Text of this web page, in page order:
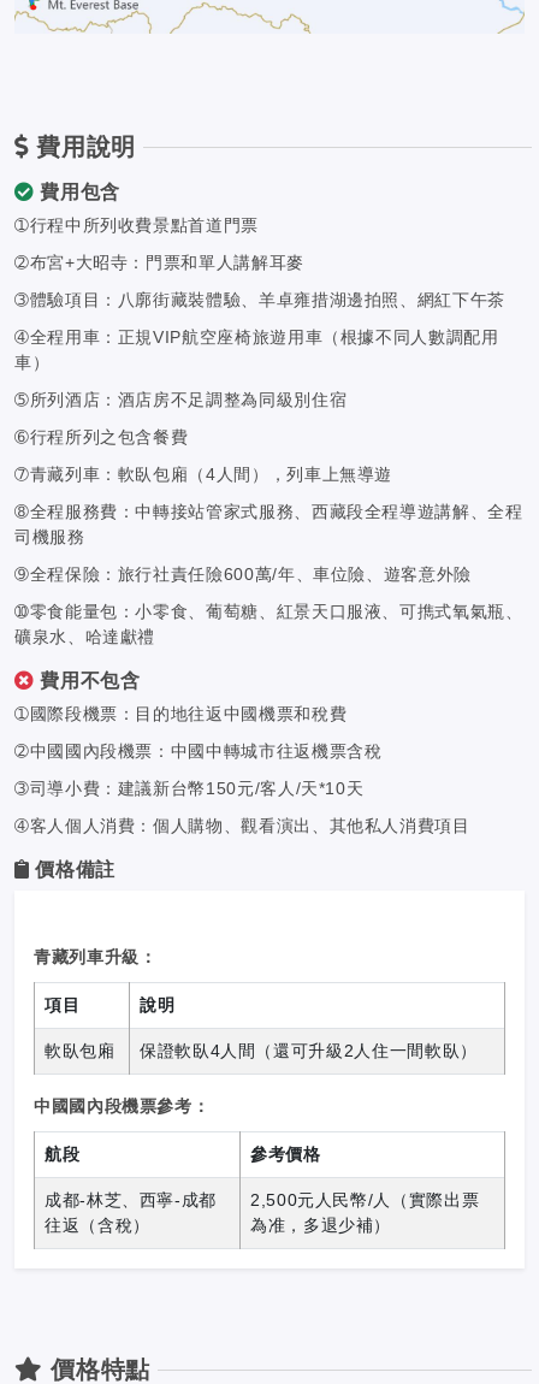
費用說明
費用包含
➀行程中所列收費景點首道門票
➁布宮+大昭寺：門票和單人講解耳麥
➂體驗項目：八廓街藏裝體驗、羊卓雍措湖邊拍照、網紅下午茶
➃全程用車：正規VIP航空座椅旅遊用車（根據不同人數調配用
車）
➄所列酒店：酒店房不足調整為同級別住宿
➅行程所列之包含餐費
➆青藏列車：軟臥包廂（4人間），列車上無導遊
➇全程服務費：中轉接站管家式服務、西藏段全程導遊講解、全程
司機服務
➈全程保險：旅行社責任險600萬/年、車位險、遊客意外險
➉零食能量包：小零食、葡萄糖、紅景天口服液、可擕式氧氣瓶、
礦泉水、哈達獻禮
費用不包含
➀國際段機票：目的地往返中國機票和稅費
➁中國國內段機票：中國中轉城市往返機票含稅
➂司導小費：建議新台幣150元/客人/天*10天
➃客人個人消費：個人購物、觀看演出、其他私人消費項目
價格備註
青藏列車升級：
項目 說明
軟臥包廂 保證軟臥4人間（還可升級2人住一間軟臥）
中國國內段機票參考：
航段 參考價格
成都-林芝、西寧-成都
往返（含稅）
2,500元人民幣/人（實際出票
為准，多退少補）
價格特點